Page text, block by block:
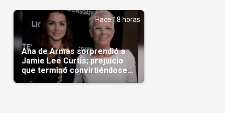
Hace 18 horas
Ana de Armas sorprendió a
Jamie Lee Curtis; prejuicio
que terminó convirtiéndose
en admiración en Hollywood